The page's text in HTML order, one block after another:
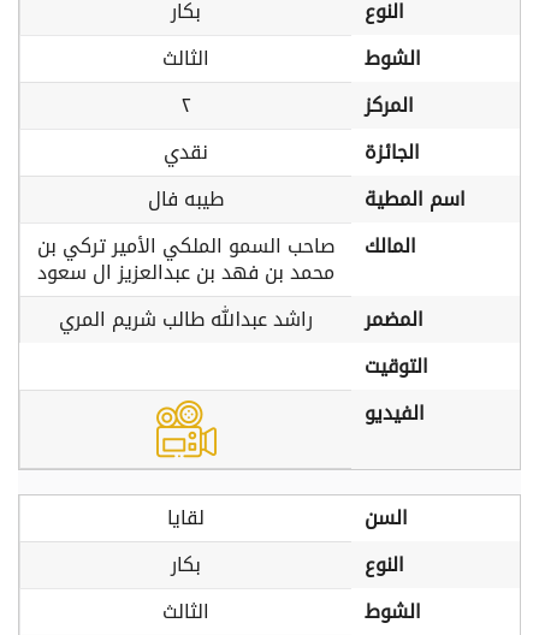
النوع
بكار
الشوط
الثالث
المركز
٢
الجائزة
نقدي
اسم المطية
طيبه فال
المالك
صاحب السمو الملكي الأمير تركي بن
محمد بن فهد بن عبدالعزيز ال سعود
المضمر
راشد عبدالله طالب شريم المري
التوقيت
الفيديو
السن
لقايا
النوع
بكار
الشوط
الثالث